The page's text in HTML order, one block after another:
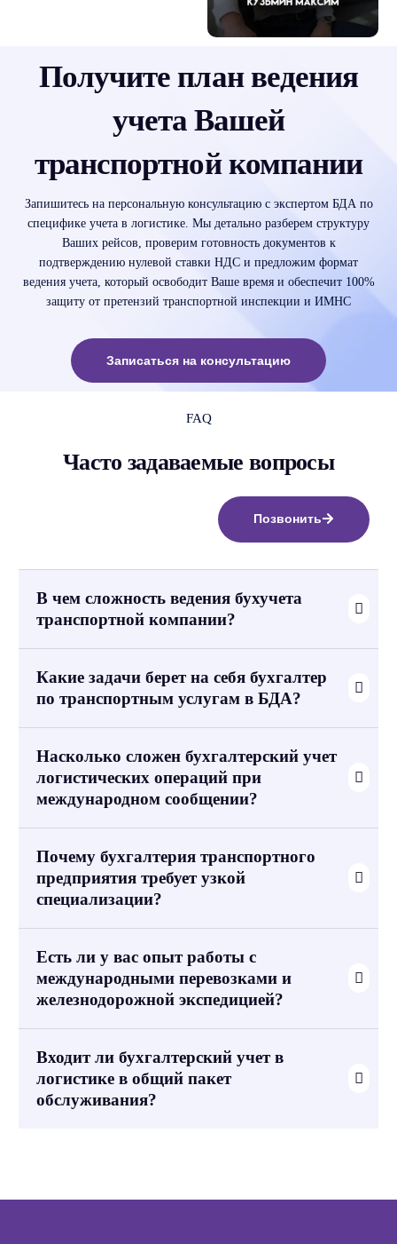
Получите план ведения
учета Вашей
транспортной компании
Запишитесь на персональную консультацию с экспертом БДА по
специфике учета в логистике. Мы детально разберем структуру
Ваших рейсов, проверим готовность документов к
подтверждению нулевой ставки НДС и предложим формат
ведения учета, который освободит Ваше время и обеспечит 100%
защиту от претензий транспортной инспекции и ИМНС
Записаться на консультацию
FAQ
Часто задаваемые вопросы
Позвонить
В чем сложность ведения бухучета
транспортной компании?
Какие задачи берет на себя бухгалтер
по транспортным услугам в БДА?
Насколько сложен бухгалтерский учет
логистических операций при
международном сообщении?
Почему бухгалтерия транспортного
предприятия требует узкой
специализации?
Есть ли у вас опыт работы с
международными перевозками и
железнодорожной экспедицией?
Входит ли бухгалтерский учет в
логистике в общий пакет
обслуживания?